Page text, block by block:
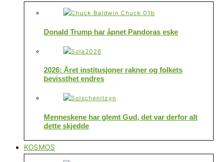
Donald Trump har åpnet Pandoras eske
2026: Året institusjoner rakner og folkets
bevissthet endres
Menneskene har glemt Gud, det var derfor alt
dette skjedde
KOSMOS